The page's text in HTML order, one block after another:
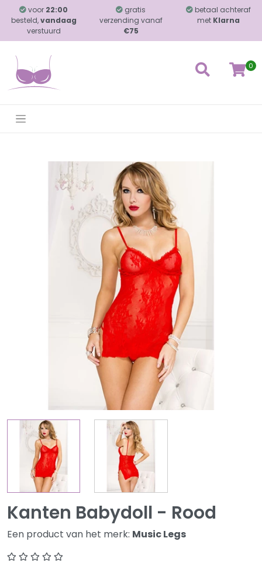
voor 22:00
besteld,vandaag
verstuurd
gratis
verzending vanaf
€75
betaal achteraf
met Klarna
0
Kanten Babydoll - Rood
Een product van het merk: Music Legs